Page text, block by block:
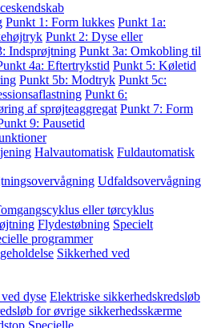
Punkt 1: Form lukkes Punkt 1a:
Punkt 2: Dyse eller
Indsprøjtning Punkt 3a: Omkobling til
4a: Eftertrykstid Punkt 5: Køletid
Punkt 5b: Modtryk Punkt 5c:
Punkt 6:
af sprøjteaggregat Punkt 7: Form
9: Pausetid
Halvautomatisk Fuldautomatisk
Udfaldsovervågning
eller tørcyklus
Flydestøbning Specielt
programmer
Sikkerhed ved
dyse Elektriske sikkerhedskredsløb
for øvrige sikkerhedsskærme
Specielle